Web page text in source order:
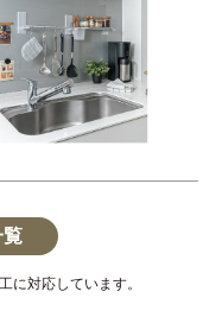
覧
に対応しています。